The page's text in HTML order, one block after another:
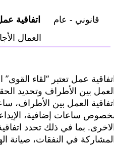
قانوني - عام اتفاقية
العمال
عمل تعتبر “لقاء
بين الأطراف وتحديد
العمل بين الأطراف،
ساعات إضافية،
بما في ذلك تحدد
في النفقات، صيانة